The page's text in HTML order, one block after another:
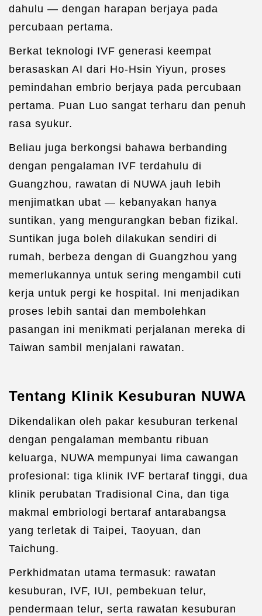
dahulu — dengan harapan berjaya pada
percubaan pertama.
Berkat teknologi IVF generasi keempat
berasaskan AI dari Ho-Hsin Yiyun, proses
pemindahan embrio berjaya pada percubaan
pertama. Puan Luo sangat terharu dan penuh
rasa syukur.
Beliau juga berkongsi bahawa berbanding
dengan pengalaman IVF terdahulu di
Guangzhou, rawatan di NUWA jauh lebih
menjimatkan ubat — kebanyakan hanya
suntikan, yang mengurangkan beban fizikal.
Suntikan juga boleh dilakukan sendiri di
rumah, berbeza dengan di Guangzhou yang
memerlukannya untuk sering mengambil cuti
kerja untuk pergi ke hospital. Ini menjadikan
proses lebih santai dan membolehkan
pasangan ini menikmati perjalanan mereka di
Taiwan sambil menjalani rawatan.
Tentang Klinik Kesuburan NUWA
Dikendalikan oleh pakar kesuburan terkenal
dengan pengalaman membantu ribuan
keluarga, NUWA mempunyai lima cawangan
profesional: tiga klinik IVF bertaraf tinggi, dua
klinik perubatan Tradisional Cina, dan tiga
makmal embriologi bertaraf antarabangsa
yang terletak di Taipei, Taoyuan, dan
Taichung.
Perkhidmatan utama termasuk: rawatan
kesuburan, IVF, IUI, pembekuan telur,
pendermaan telur, serta rawatan kesuburan